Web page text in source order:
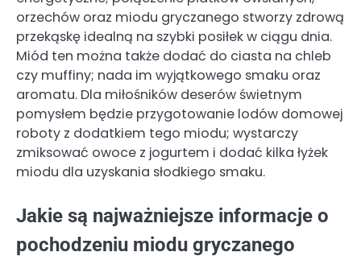
orzechów oraz miodu gryczanego stworzy zdrową
przekąskę idealną na szybki posiłek w ciągu dnia.
Miód ten można także dodać do ciasta na chleb
czy muffiny; nada im wyjątkowego smaku oraz
aromatu. Dla miłośników deserów świetnym
pomysłem będzie przygotowanie lodów domowej
roboty z dodatkiem tego miodu; wystarczy
zmiksować owoce z jogurtem i dodać kilka łyżek
miodu dla uzyskania słodkiego smaku.
Jakie są najważniejsze informacje o
pochodzeniu miodu gryczanego